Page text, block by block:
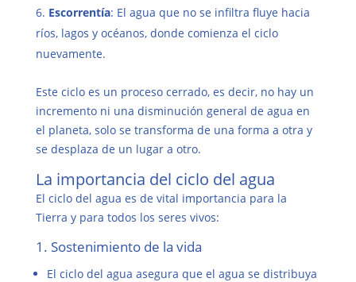
Escorrentía: El agua que no se infiltra fluye hacia
ríos, lagos y océanos, donde comienza el ciclo
nuevamente.
Este ciclo es un proceso cerrado, es decir, no hay un
incremento ni una disminución general de agua en
el planeta, solo se transforma de una forma a otra y
se desplaza de un lugar a otro.
La importancia del ciclo del agua
El ciclo del agua es de vital importancia para la
Tierra y para todos los seres vivos:
1. Sostenimiento de la vida
El ciclo del agua asegura que el agua se distribuya